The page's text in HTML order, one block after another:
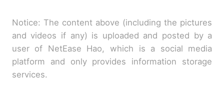
Notice: The content above (including the pictures
and videos if any) is uploaded and posted by a
user of NetEase Hao, which is a social media
platform and only provides information storage
services.